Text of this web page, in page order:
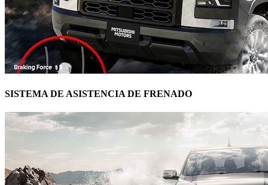
SISTEMA DE ASISTENCIA DE FRENADO